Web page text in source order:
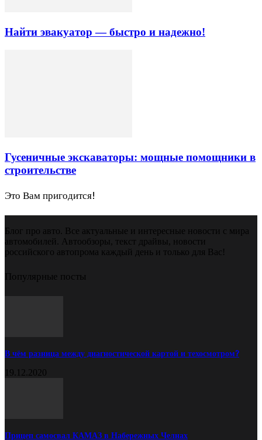
Найти эвакуатор — быстро и надежно!
Гусеничные экскаваторы: мощные помощники в
строительстве
Это Вам пригодится!
Блог про авто. Все актуальные и интересные новости с мира
автомобилей. Автообзоры, текст драйвы, новости
российского автопрома каждый день и только для Вас!
Популярные посты
В чём разница между диагностической картой и техосмотром?
19.12.2020
Прицеп самосвал КАМАЗ в Набережных Челнах